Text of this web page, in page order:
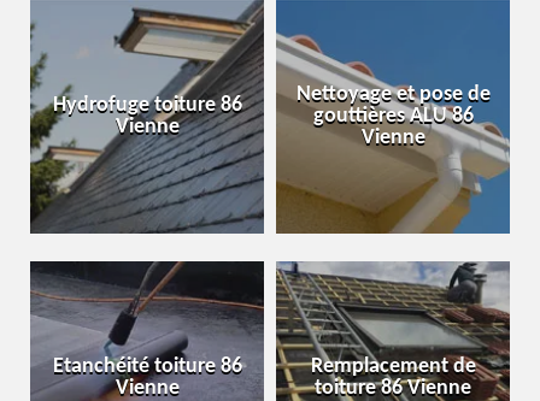
Hydrofuge toiture 86
Vienne
Nettoyage et pose de
gouttières ALU 86
Vienne
Etanchéité toiture 86
Vienne
Remplacement de
toiture 86 Vienne